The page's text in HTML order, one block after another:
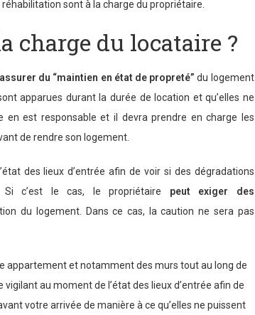
sont à la charge du propriétaire.
charge du locataire ?
du “maintien en état de propreté” du logement
apparues durant la durée de location et qu’elles ne
en est responsable et il devra prendre en charge les
de rendre son logement.
des lieux d’entrée afin de voir si des dégradations
Si c’est le cas, le propriétaire peut exiger des
du logement. Dans ce cas, la caution ne sera pas
appartement et notamment des murs tout au long de
au moment de l’état des lieux d’entrée afin de
votre arrivée de manière à ce qu’elles ne puissent